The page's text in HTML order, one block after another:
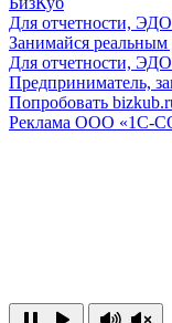
Для отчетности,
Занимайся реальным
Для отчетности,
Предприниматель,
Попробовать
Реклама ООО «1С-